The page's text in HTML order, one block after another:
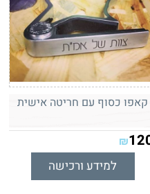
קאפו כסוף עם חריטה אישית
₪
למידע ורכישה